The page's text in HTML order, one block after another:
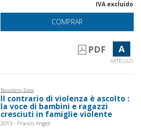
IVA excluido
COMPRAR
PDF A
ARTÍCULO
Buccoliero, Elena
Il contrario di violenza è ascolto :
la voce di bambini e ragazzi
cresciuti in famiglie violente
2013 - Franco Angeli